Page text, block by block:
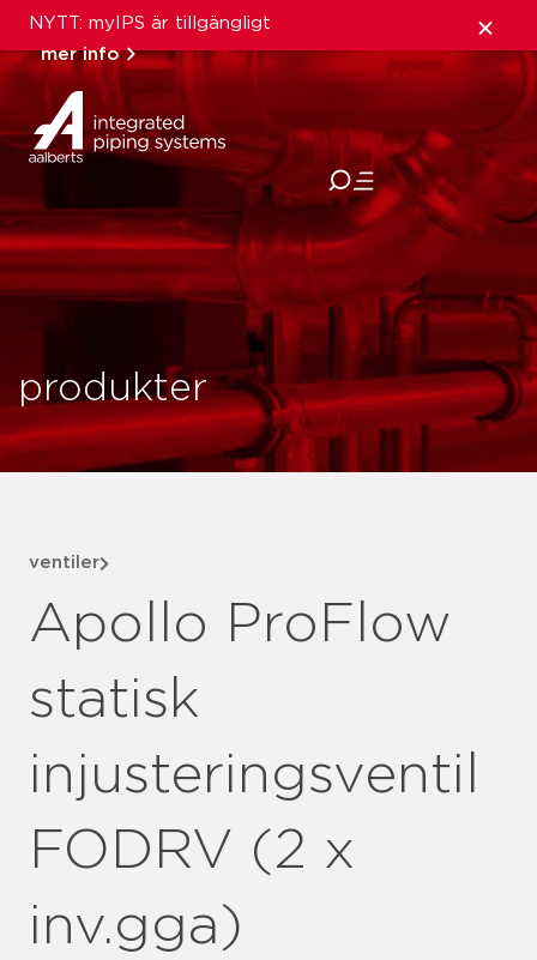
NYTT: myIPS är tillgängligt
mer info
stäng
produkter
ventiler
Apollo ProFlow
statisk
injusteringsventil
FODRV (2 x
inv.gga)